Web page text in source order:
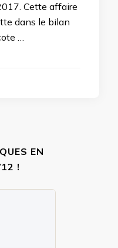
Cette affaire
dans le bilan
…
EN
!